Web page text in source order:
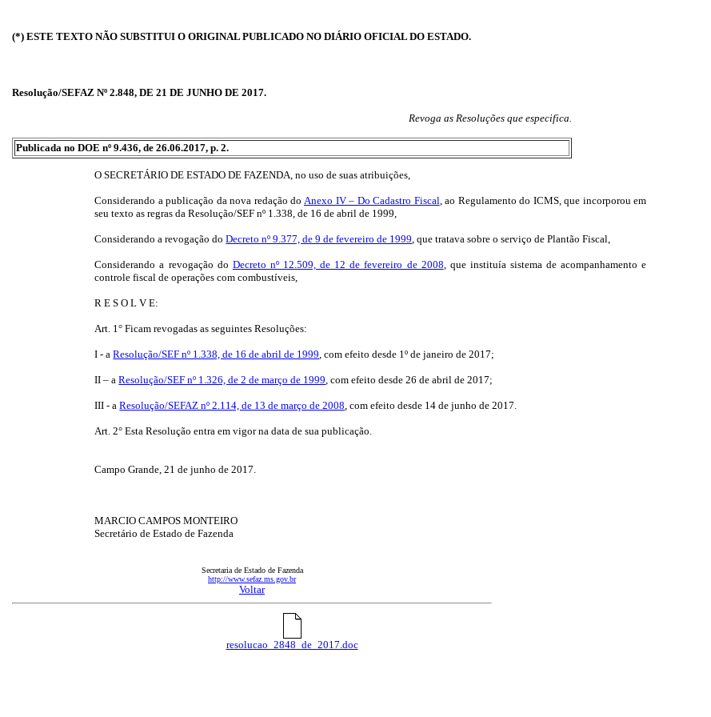
(*) ESTE TEXTO NÃO SUBSTITUI O ORIGINAL PUBLICADO NO DIÁRIO OFICIAL DO ESTADO.
Resolução/SEFAZ Nº 2.848, DE 21 DE JUNHO DE 2017.
Revoga as Resoluções que especifica.
Publicada no DOE nº 9.436, de 26.06.2017, p. 2.
O SECRETÁRIO DE ESTADO DE FAZENDA, no uso de suas atribuições,
Considerando a publicação da nova redação do Anexo IV – Do Cadastro Fiscal, ao Regulamento do ICMS, que incorporou em
seu texto as regras da Resolução/SEF nº 1.338, de 16 de abril de 1999,
Considerando a revogação doDecreto nº 9.377, de 9 de fevereiro de 1999, que tratava sobre o serviço de Plantão Fiscal,
Considerando a revogação do Decreto nº 12.509, de 12 de fevereiro de 2008, que instituía sistema de acompanhamento e
controle fiscal de operações com combustíveis,
R E S O L V E:
Art. 1° Ficam revogadas as seguintes Resoluções:
I - aResolução/SEF nº 1.338, de 16 de abril de 1999, com efeito desde 1º de janeiro de 2017;
II – aResolução/SEF nº 1.326, de 2 de março de 1999, com efeito desde 26 de abril de 2017;
III - aResolução/SEFAZ nº 2.114, de 13 de março de 2008, com efeito desde 14 de junho de 2017.
Art. 2° Esta Resolução entra em vigor na data de sua publicação.
Campo Grande, 21 de junho de 2017.
MARCIO CAMPOS MONTEIRO
Secretário de Estado de Fazenda
Secretaria de Estado de Fazenda
http://www.sefaz.ms.gov.br
Voltar
resolucao_2848_de_2017.doc